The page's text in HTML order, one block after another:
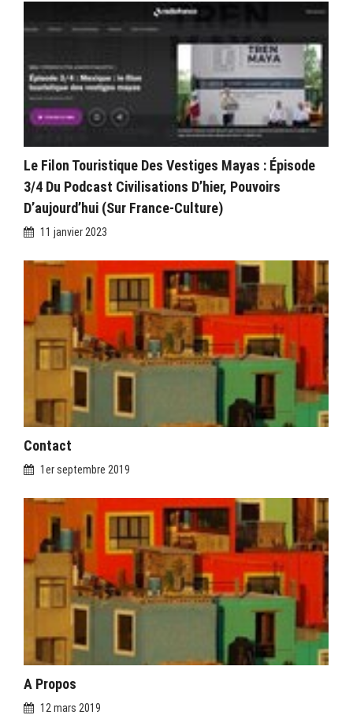
Le Filon Touristique Des Vestiges Mayas : Épisode
3/4 Du Podcast Civilisations D’hier, Pouvoirs
D’aujourd’hui (sur France-Culture)
11 janvier 2023
Contact
1er septembre 2019
A Propos
12 mars 2019